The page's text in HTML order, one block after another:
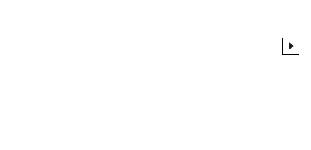
Previous
Next